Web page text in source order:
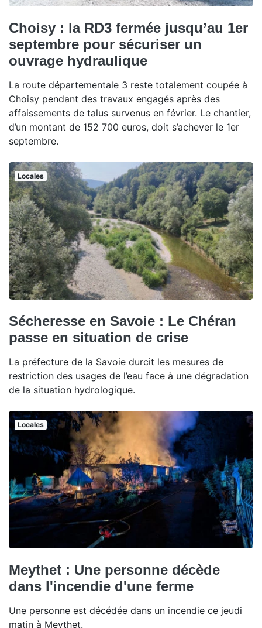
Choisy : la RD3 fermée jusqu’au 1er
septembre pour sécuriser un
ouvrage hydraulique
La route départementale 3 reste totalement coupée à
Choisy pendant des travaux engagés après des
affaissements de talus survenus en février. Le chantier,
d’un montant de 152 700 euros, doit s’achever le 1er
septembre.
Locales
Sécheresse en Savoie : Le Chéran
passe en situation de crise
La préfecture de la Savoie durcit les mesures de
restriction des usages de l’eau face à une dégradation
de la situation hydrologique.
Locales
Meythet : Une personne décède
dans l'incendie d'une ferme
Une personne est décédée dans un incendie ce jeudi
matin à Meythet.